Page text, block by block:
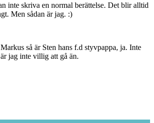
inte skriva en normal berättelse. Det blir alltid
Men sådan är jag. :)
så är Sten hans f.d styvpappa, ja. Inte
jag inte villig att gå än.